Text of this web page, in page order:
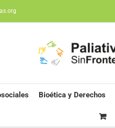
Bioética y Derechos